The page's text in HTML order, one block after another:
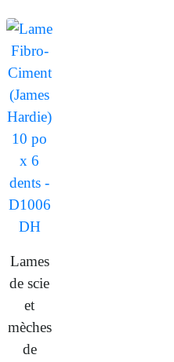
Lames
de scie
et
mèches
de